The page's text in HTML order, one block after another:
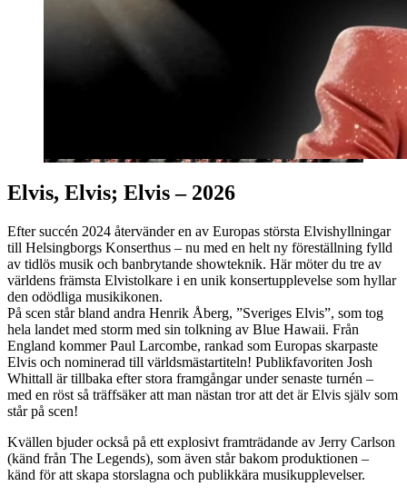
Elvis, Elvis; Elvis – 2026
Efter succén 2024 återvänder en av Europas största Elvishyllningar
till Helsingborgs Konserthus – nu med en helt ny föreställning fylld
av tidlös musik och banbrytande showteknik. Här möter du tre av
världens främsta Elvistolkare i en unik konsertupplevelse som hyllar
den odödliga musikikonen.
På scen står bland andra Henrik Åberg, ”Sveriges Elvis”, som tog
hela landet med storm med sin tolkning av Blue Hawaii. Från
England kommer Paul Larcombe, rankad som Europas skarpaste
Elvis och nominerad till världsmästartiteln! Publikfavoriten Josh
Whittall är tillbaka efter stora framgångar under senaste turnén –
med en röst så träffsäker att man nästan tror att det är Elvis själv som
står på scen!
Kvällen bjuder också på ett explosivt framträdande av Jerry Carlson
(känd från The Legends), som även står bakom produktionen –
känd för att skapa storslagna och publikkära musikupplevelser.